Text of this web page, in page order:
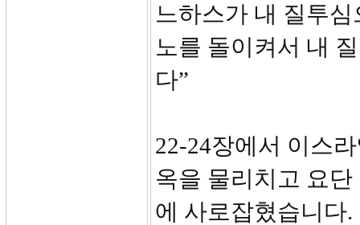
느하스가 내 질투
노를 돌이켜서 내
다”
22-24장에서 이스
옥을 물리치고 요
에 사로잡혔습니다